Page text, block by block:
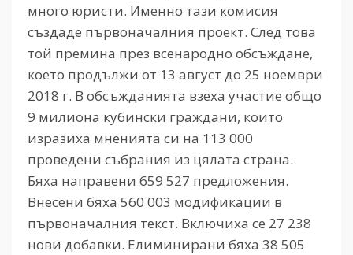
много юристи. Именно тази комисия
създаде първоначалния проект. След това
той премина през всенародно обсъждане,
което продължи от 13 август до 25 ноември
2018 г. В обсъжданията взеха участие общо
9 милиона кубински граждани, които
изразиха мненията си на 113 000
проведени събрания из цялата страна.
Бяха направени 659 527 предложения.
Внесени бяха 560 003 модификации в
първоначалния текст. Включиха се 27 238
нови добавки. Елиминирани бяха 38 505